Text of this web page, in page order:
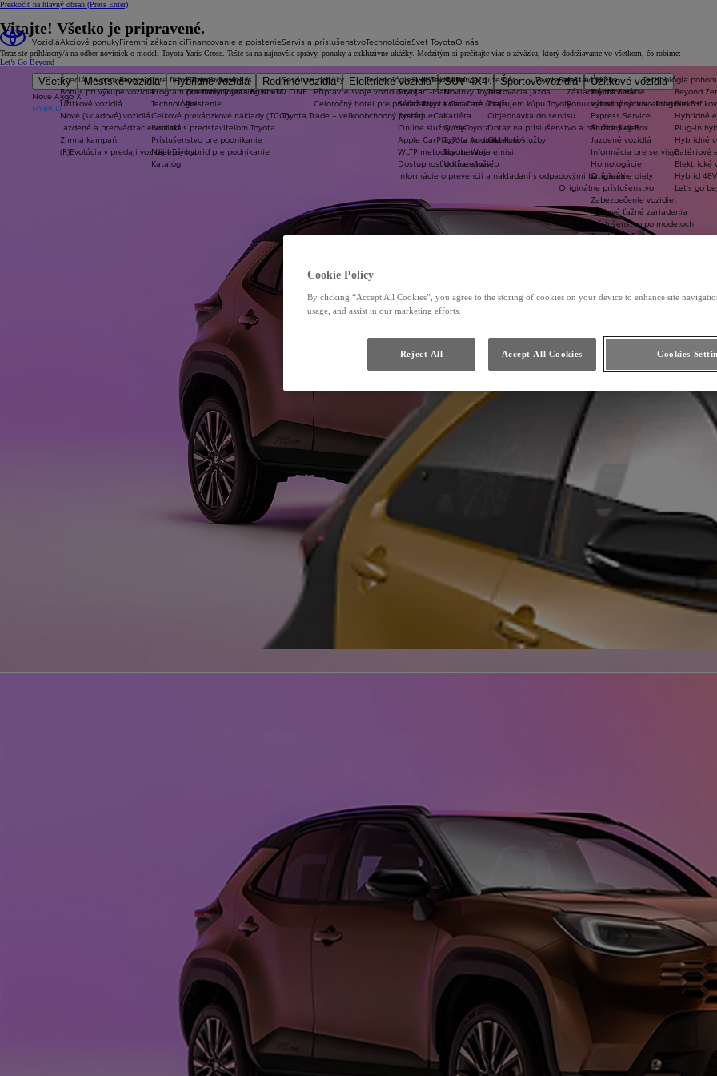
Preskočiť na hlavný obsah (Press Enter)
Vozidlá
Všetky Mestské vozidlá Hybridné vozidlá Rodinné vozidlá Elektrické vozidlá SUV 4X4 Športové vozidlá
Úžitkové vozidlá
Nové Aygo X
HYBRID
Akciové ponuky
Špeciálna ponuka
Bonus pri výkupe vozidla
Úžitkové vozidlá
Nové (skladové) vozidlá
Jazdené a predvádzacie vozidlá
Zimná kampaň
(R)Evolúcia v predaji vozidiel Toyota
Firemní zákazníci
Program pre firmy Toyota Business
Program pre firmy Toyota Business
Technológie
Celkové prevádzkové náklady (TCO)
Kontakt s predstaviteľom Toyota
Príslušenstvo pre podnikanie
Najlepší hybrid pre podnikanie
Katalóg
Toyota prestavby
Základné informácie
Ponuka dostupných vozidiel
Financovanie a poistenie
Financovanie
Operatívny leasing KINTO ONE
Poistenie
Servis a príslušenstvo
Sezónne ponuky
Připravte svoje vozidlo na jar
Celoročný hotel pre pneumatiky
Toyota Trade – veľkoobchodný predaj
Servis a údržba
Toyota Servis
Výhodný servis - Program 3+
Express Service
Služba Key Box
Jazdené vozidlá
Informácia pre servisy
Homologácie
Originálne diely
Originálne príslušenstvo
Zabezpečenie vozidiel
Akciové ťažné zariadenia
Príslušenstvo po modeloch
Toyota ProTect
Technológie
Technológie a konektivita
Toyota T-Mate
Súťaž Toyota Car Care
Systém eCall
Online služby/MyToyota
Apple CarPlay™ a Android Auto®
WLTP metodika merania emisii
Dostupnosť online služieb
Informácie o prevencii a nakladaní s odpadovými batériami
Technológia
Beyond
Hybridné
Plug-in
Hybridné
Batériové
Elektrické
Hybrid 48V
Let's go
Svet Toyota
Svet Toyota
Novinky Toyota
Kontaktné údaje
Kariéra
O nas
Toyota vo svete
Toyota Way
Udržateľnosť
O nás
Kontaktujte nás
Testovacia jazda
Zvažujem kúpu Toyoty
Objednávka do servisu
Dotaz na príslušenstvo a náhradný diel
Ostatné služby
Vitajte! Všetko je pripravené.
Teraz ste prihlásený/á na odber noviniek o modeli Toyota Yaris Cross. Tešte sa na najnovšie správy, ponuky a exkluzívne ukážky. Medzitým si prečítajte viac o záväzku, ktorý dodržiavame vo všetkom, čo robíme:
Let’s Go Beyond
Cookie Policy
By clicking “Accept All Cookies”, you agree to the storing of cookies on your device to enhance site
usage, and assist in our marketing efforts.
Cookies
Reject All Accept All Cookies